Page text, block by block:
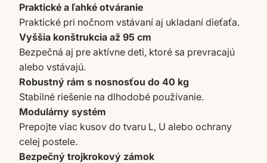
Praktické a ľahké otváranie
Praktické pri nočnom vstávaní aj ukladaní dieťaťa.
Vyššia konštrukcia až 95 cm
Bezpečná aj pre aktívne deti, ktoré sa prevracajú
alebo vstávajú.
Robustný rám s nosnosťou do 40 kg
Stabilné riešenie na dlhodobé používanie.
Modulárny systém
Prepojte viac kusov do tvaru L, U alebo ochrany
celej postele.
Bezpečný trojkrokový zámok